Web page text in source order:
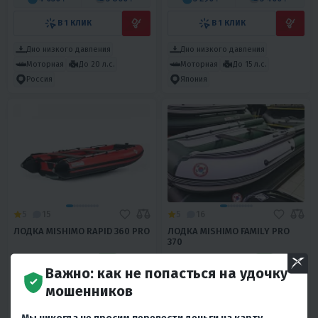
В 1 КЛИК
Дно низкого давления
Моторная
До 20 л.с.
Россия
В 1 КЛИК
Дно низкого давления
Моторная
До 15 л.с.
Япония
ЛОДКА MISHIMO RAPID 360 PRO
4 160 ₽
ЛОДКА MISHIMO FAMILY PRO
370
4 940 ₽
Важно: как не попасться на удочку
мошенников